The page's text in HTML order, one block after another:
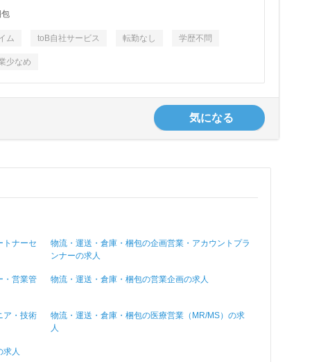
ム toB自社サービス 転勤なし 学歴不問
少なめ
気になる
トナーセ
物流・運送・倉庫・梱包の企画営業・アカウントプラ
ンナーの求人
・営業管
物流・運送・倉庫・梱包の営業企画の求人
ア・技術
物流・運送・倉庫・梱包の医療営業（MR/MS）の求
人
求人